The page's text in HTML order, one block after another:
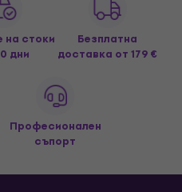
стоки
дни
Безплатна
доставка от 179 €
Професионален
съпорт